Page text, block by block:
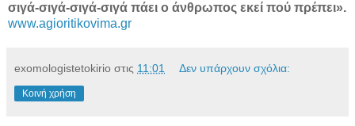
σιγά-σιγά-σιγά-σιγά πάει ο άνθρωπος εκεί πού πρέπει».
www.agioritikovima.gr
exomologistetokirio στις 11:01 Δεν υπάρχουν σχόλια:
Κοινή χρήση